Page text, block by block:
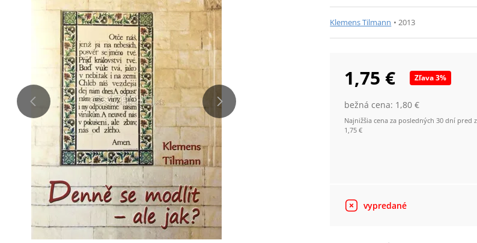
Klemens Tilmann •2013
1,75 € Zľava3%
bežná cena: 1,80 €
Najnižšia cena za posledných 30 dní pred
1,75 €
vypredané